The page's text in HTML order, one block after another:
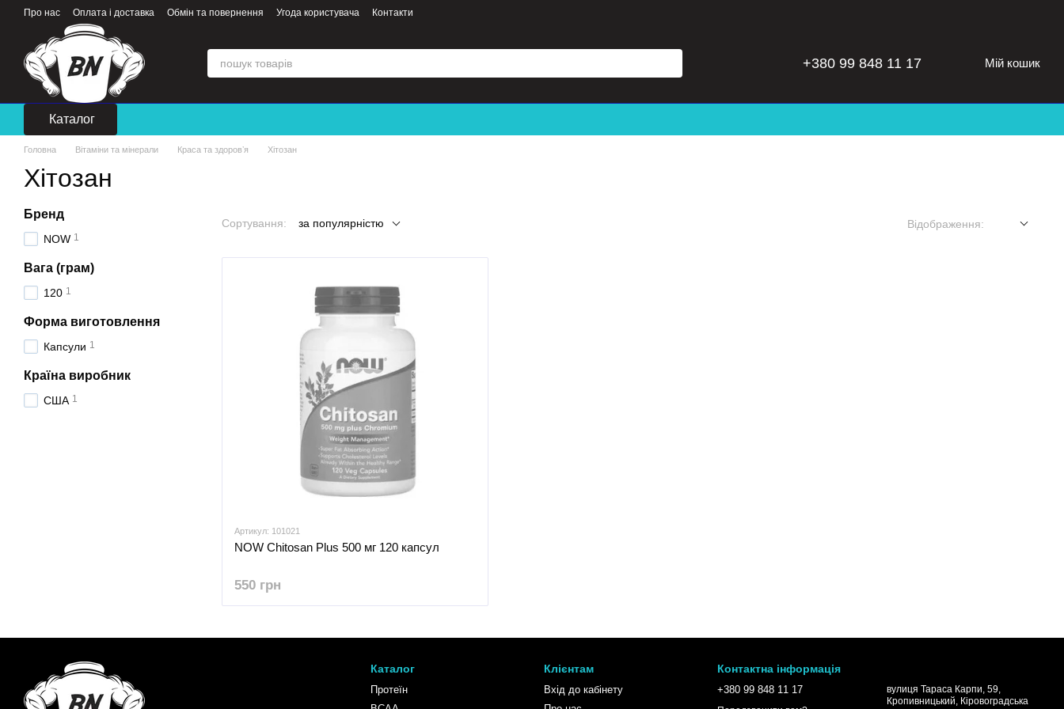
Перейти до основного контенту
Про нас Оплата і доставка Обмін та повернення Угода користувача Контакти
+380 99 848 11 17 Мій кошик
Каталог
Головна Вітаміни та мінерали Краса та здоровʼя Хітозан
Хітозан
Сортування: за популярністю Відображення:
Артикул: 101021
NOW Chitosan Plus 500 мг 120 капсул
550 грн
Бренд
NOW 1
Вага (грам)
120 1
Форма виготовлення
Капсули 1
Країна виробник
США 1
Каталог
Протеїн
Клієнтам
Вхід до кабінету
Контактна інформація
+380 99 848 11 17
вулиця Тараса Карпи, 59,
Кропивницький, Кіровоградська